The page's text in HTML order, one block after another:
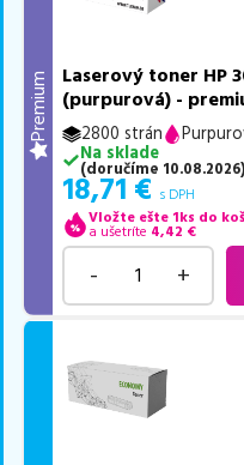
Premium
Laserový toner HP
(purpurová) -
2800 strán
Na sklade
(doručíme 10.08.2026)
18,71 € s DPH
Vložte ešte 1ks do
a ušetríte 4,42 €
- +